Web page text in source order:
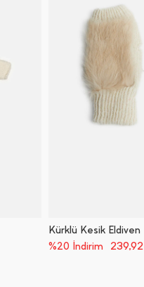
Kürklü Kesik Eldiven
%20 İndirim
239,92